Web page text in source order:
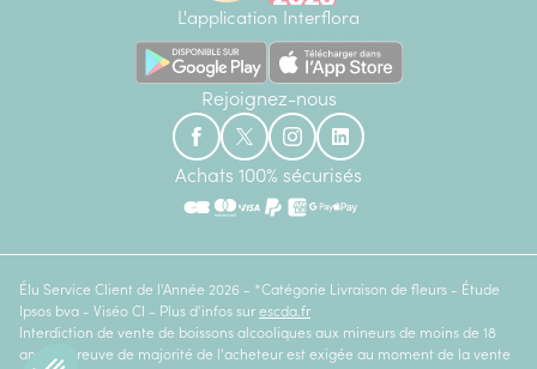
L'application Interflora
Rejoignez-nous
Achats 100% sécurisés
Élu Service Client de l'Année 2026 - *Catégorie Livraison de fleurs - Étude
Ipsos bva - Viséo CI - Plus d'infos sur escda.fr
Interdiction de vente de boissons alcooliques aux mineurs de moins de 18
ans. La preuve de majorité de l'acheteur est exigée au moment de la vente